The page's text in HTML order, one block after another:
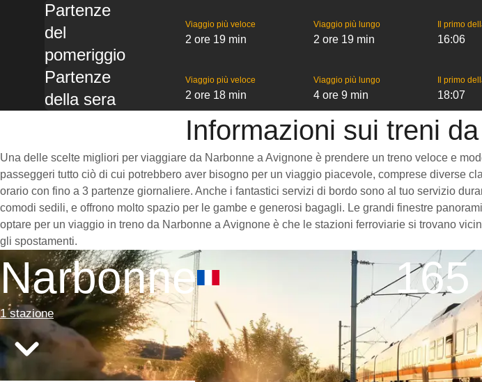
Partenze
del
pomeriggio
Viaggio più veloce
2 ore 19 min
Viaggio più lungo
2 ore 19 min
Il primo
16:06
Partenze
della sera
Viaggio più veloce
2 ore 18 min
Viaggio più lungo
4 ore 9 min
Il primo
18:07
Informazioni sui treni
Una delle scelte migliori per viaggiare da Narbonne a Avignone è prendere un treno veloce e
passeggeri tutto ciò di cui potrebbero aver bisogno per un viaggio piacevole, comprese diverse
orario con fino a 3 partenze giornaliere. Anche i fantastici servizi di bordo sono al tuo servizio
comodi sedili, e offrono molto spazio per le gambe e generosi bagagli. Le grandi finestre
optare per un viaggio in treno da Narbonne a Avignone è che le stazioni ferroviarie si trovano
gli spostamenti.
Narbonne
1 stazione
165